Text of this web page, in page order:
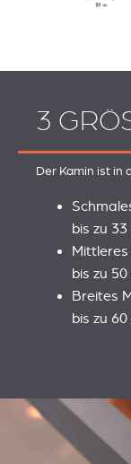
3
Der Kamin ist in
bis zu 33
bis zu 50
Breites
bis zu 60